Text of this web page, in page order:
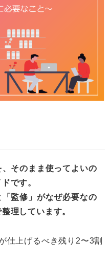
そのまま使ってよいの
です。
監修」がなぜ必要なの
理しています。
仕上げるべき残り2〜3割